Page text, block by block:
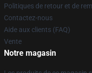
Politiques de retour et de
Contactez-nous
Aide aux clients (FAQ)
Vente
Notre magasin